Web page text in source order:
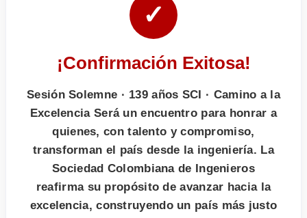
✓
¡Confirmación Exitosa!
Sesión Solemne · 139 años SCI · Camino a la
Excelencia Será un encuentro para honrar a
quienes, con talento y compromiso,
transforman el país desde la ingeniería. La
Sociedad Colombiana de Ingenieros
reafirma su propósito de avanzar hacia la
excelencia, construyendo un país más justo